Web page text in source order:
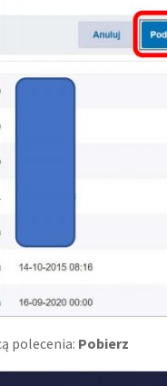
polecenia: Pobierz